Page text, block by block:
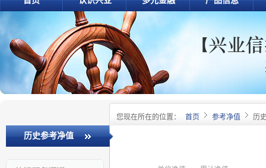
您现在所在的位置： 首页 参考净值 历
历史参考净值